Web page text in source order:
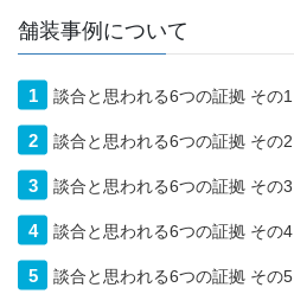
舗装事例について
談合と思われる6つの証拠 その1
談合と思われる6つの証拠 その2
談合と思われる6つの証拠 その3
談合と思われる6つの証拠 その4
談合と思われる6つの証拠 その5